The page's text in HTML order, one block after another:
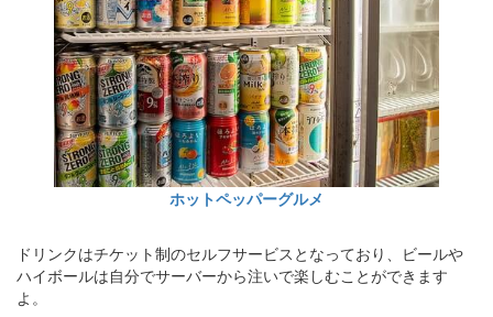
ホットペッパーグルメ
ドリンクはチケット制のセルフサービスとなっており、ビールや
ハイボールは自分でサーバーから注いで楽しむことができます
よ。